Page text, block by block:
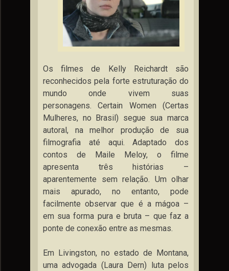
Os filmes de Kelly Reichardt são
reconhecidos pela forte estruturação do
mundo onde vivem suas
personagens. Certain Women (Certas
Mulheres, no Brasil) segue sua marca
autoral, na melhor produção de sua
filmografia até aqui.Adaptado dos
contos de Maile Meloy, o filme
apresenta três histórias –
aparentemente sem relação. Um olhar
mais apurado, no entanto, pode
facilmente observar que é a mágoa –
em sua forma pura e bruta – que faz a
ponte de conexão entre as mesmas.
Em Livingston, no estado de Montana,
uma advogada (Laura Dern) luta pelos